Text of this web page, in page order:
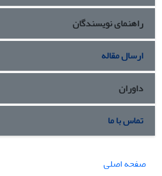
راهنمای نویسندگان
ارسال مقاله
داوران
تماس با ما
صفحه اصلی